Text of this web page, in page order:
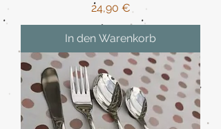
Preis
24,90 €
In den Warenkorb